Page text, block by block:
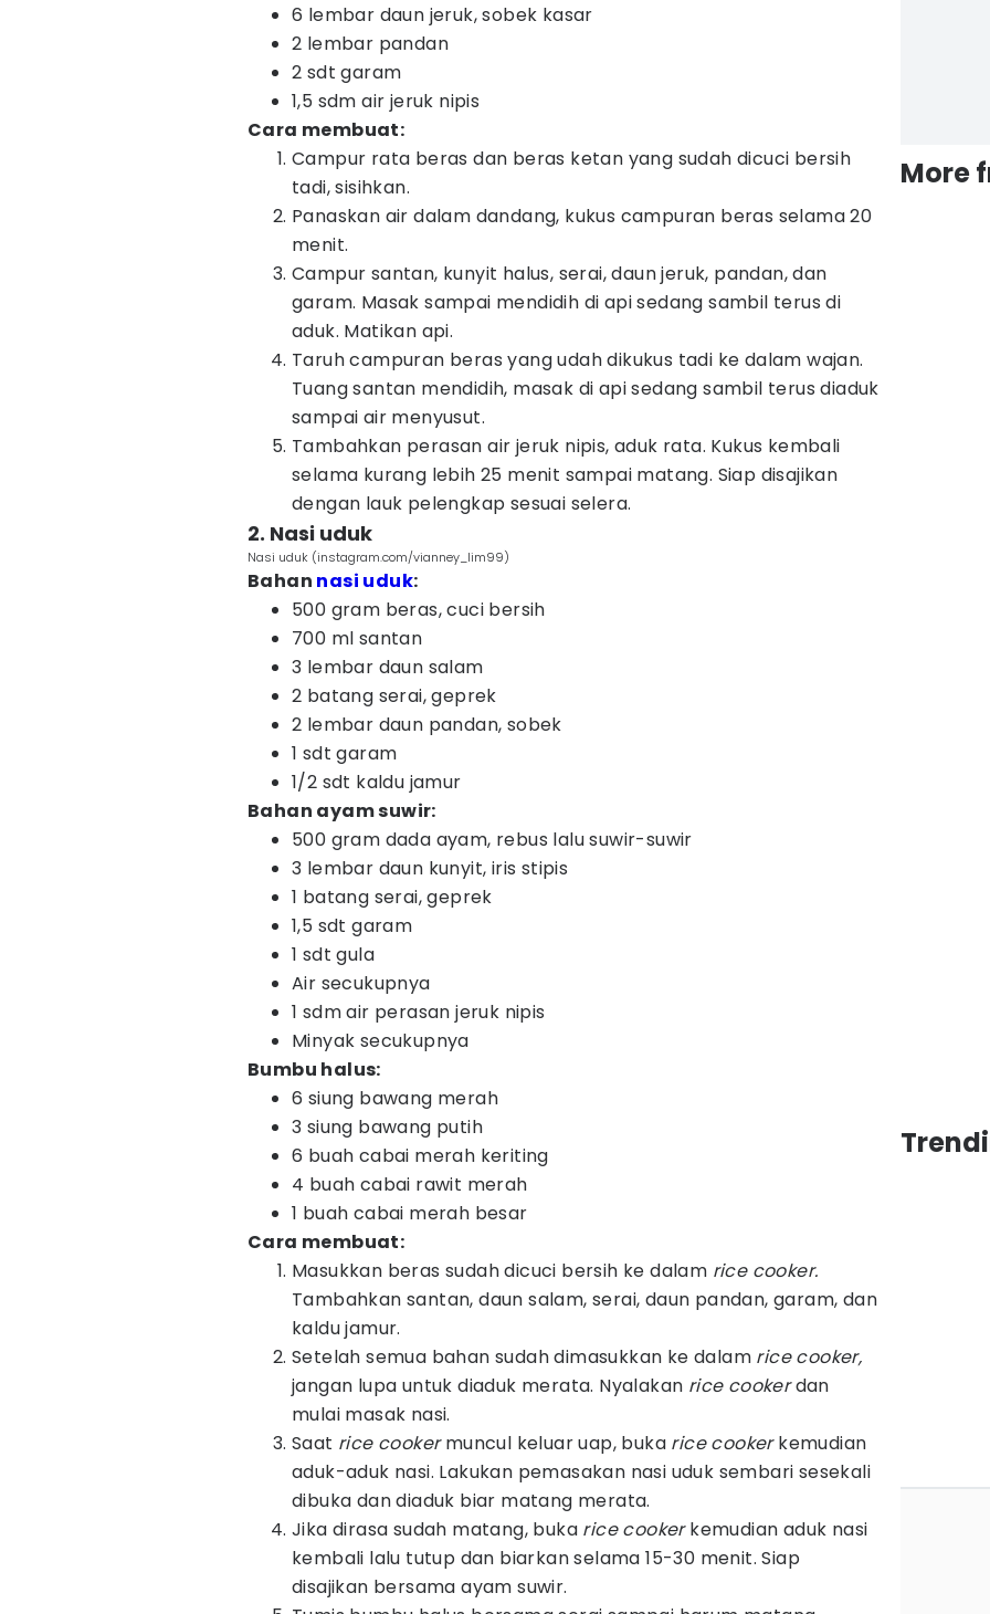
6 lembar daun jeruk, sobek kasar
2 lembar pandan
2 sdt garam
1,5 sdm air jeruk nipis
Cara membuat:
Campur rata beras dan beras ketan yang sudah dicuci bersih
tadi, sisihkan.
Panaskan air dalam dandang, kukus campuran beras selama 20
menit.
Campur santan, kunyit halus, serai, daun jeruk, pandan, dan
garam. Masak sampai mendidih di api sedang sambil terus di
aduk. Matikan api.
Taruh campuran beras yang udah dikukus tadi ke dalam wajan.
Tuang santan mendidih, masak di api sedang sambil terus diaduk
sampai air menyusut.
Tambahkan perasan air jeruk nipis, aduk rata. Kukus kembali
selama kurang lebih 25 menit sampai matang. Siap disajikan
dengan lauk pelengkap sesuai selera.
2. Nasi uduk
Nasi uduk (instagram.com/vianney_lim99)
Bahan nasi uduk:
500 gram beras, cuci bersih
700 ml santan
3 lembar daun salam
2 batang serai, geprek
2 lembar daun pandan, sobek
1 sdt garam
1/2 sdt kaldu jamur
Bahan ayam suwir:
500 gram dada ayam, rebus lalu suwir-suwir
3 lembar daun kunyit, iris stipis
1 batang serai, geprek
1,5 sdt garam
1 sdt gula
Air secukupnya
1 sdm air perasan jeruk nipis
Minyak secukupnya
Bumbu halus:
6 siung bawang merah
3 siung bawang putih
6 buah cabai merah keriting
4 buah cabai rawit merah
1 buah cabai merah besar
Cara membuat:
Masukkan beras sudah dicuci bersih ke dalam rice cooker.
Tambahkan santan, daun salam, serai, daun pandan, garam, dan
kaldu jamur.
Setelah semua bahan sudah dimasukkan ke dalam rice cooker,
jangan lupa untuk diaduk merata. Nyalakan rice cookerdan
mulai masak nasi.
Saat rice cookermuncul keluar uap, buka rice cookerkemudian
aduk-aduk nasi. Lakukan pemasakan nasi uduk sembari sesekali
dibuka dan diaduk biar matang merata.
Jika dirasa sudah matang, buka rice cookerkemudian aduk nasi
kembali lalu tutup dan biarkan selama 15-30 menit. Siap
disajikan bersama ayam suwir.
More